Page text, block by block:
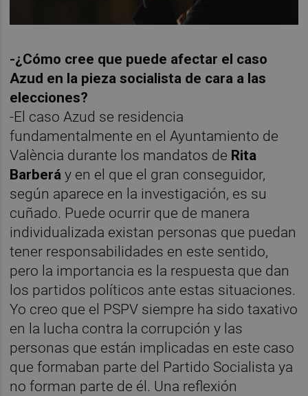
-¿Cómo cree que puede afectar el caso
Azud en la pieza socialista de cara a las
elecciones?
-El caso Azud se residencia
fundamentalmente en el Ayuntamiento de
València durante los mandatos de Rita
Barberáy en el que el gran conseguidor,
según aparece en la investigación, es su
cuñado. Puede ocurrir que de manera
individualizada existan personas que puedan
tener responsabilidades en este sentido,
pero la importancia es la respuesta que dan
los partidos políticos ante estas situaciones.
Yo creo que el PSPV siempre ha sido taxativo
en la lucha contra la corrupción y las
personas que están implicadas en este caso
que formaban parte del Partido Socialista ya
no forman parte de él. Una reflexión